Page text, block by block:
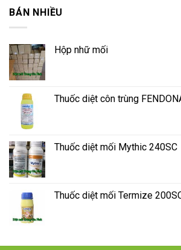
BÁN NHIỀU
Hộp nhữ mối
Thuốc diệt côn trùng
Thuốc diệt mối Mythic 240SC
Thuốc diệt mối Termize